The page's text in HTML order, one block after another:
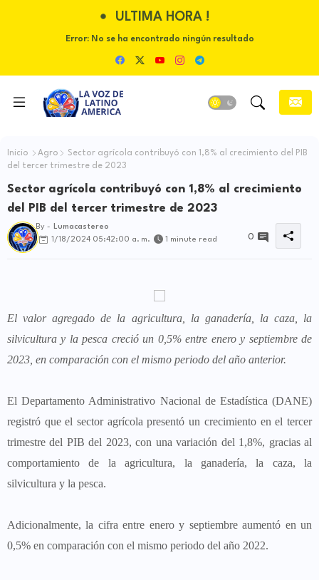
ULTIMA HORA !
Error:No se ha encontrado ningún resultado
Inicio Agro
Sector agrícola contribuyó con 1,8% al crecimiento del PIB
del tercer trimestre de 2023
Sector agrícola contribuyó con 1,8% al crecimiento
del PIB del tercer trimestre de 2023
By -
Lumacastereo
1/18/2024 05:42:00 a. m.
1 minute read 0
El valor agregado de la agricultura, la ganadería, la caza, la
silvicultura y la pesca creció un 0,5% entre enero y septiembre de
2023, en comparación con el mismo periodo del año anterior.
El Departamento Administrativo Nacional de Estadística (DANE)
registró que el sector agrícola presentó un crecimiento en el tercer
trimestre del PIB del 2023, con una variación del 1,8%, gracias al
comportamiento de la agricultura, la ganadería, la caza, la
silvicultura y la pesca.
Adicionalmente, la cifra entre enero y septiembre aumentó en un
0,5% en comparación con el mismo periodo del año 2022.